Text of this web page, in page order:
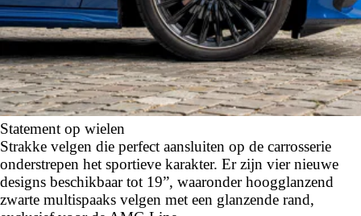
Statement op wielen
Strakke velgen die perfect aansluiten op de carrosserie
onderstrepen het sportieve karakter. Er zijn vier nieuwe
designs beschikbaar tot 19”, waaronder hoogglanzend
zwarte multispaaks velgen met een glanzende rand,